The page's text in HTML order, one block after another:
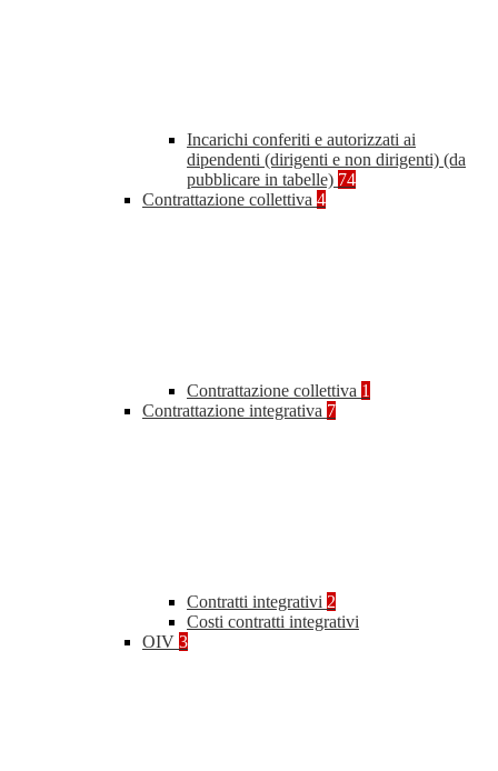
Incarichi conferiti e autorizzati ai
dipendenti (dirigenti e non dirigenti) (da
pubblicare in tabelle) 74
Contrattazione collettiva 4
Contrattazione collettiva 1
Contrattazione integrativa 7
Contratti integrativi 2
Costi contratti integrativi
OIV 3